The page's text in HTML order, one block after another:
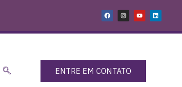
ENTRE EM CONTATO